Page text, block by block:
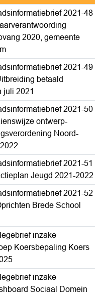
2021-48
2020, gemeente
2021-49
betaald
juli 2021
2021-50
ontwerp-
Noord-
2021-51
Jeugd 2021-2022
2021-52
Brede School
inzake
Koersbepaling Koers
inzake
Sociaal Domein